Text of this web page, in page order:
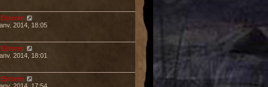
Esteren
2014, 18:05
Esteren
2014, 18:01
Esteren
2014, 17:54